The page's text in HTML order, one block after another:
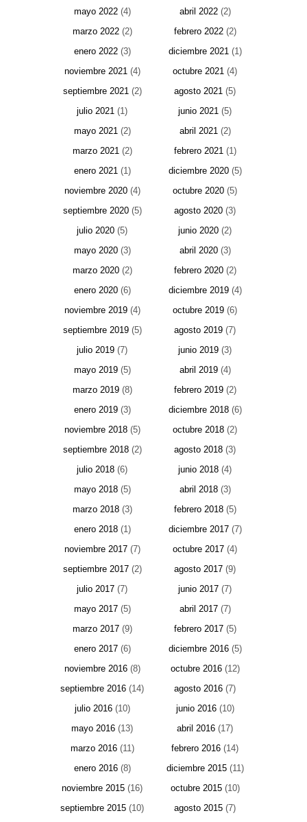
mayo 2022(4) abril 2022(2)
marzo 2022(2) febrero 2022(2)
enero 2022(3) diciembre 2021(1)
noviembre 2021(4) octubre 2021 (4)
septiembre 2021(2) agosto 2021 (5)
julio 2021 (1) junio 2021 (5)
mayo 2021(2) abril 2021(2)
marzo 2021(2) febrero 2021(1)
enero 2021(1) diciembre 2020(5)
noviembre 2020(4) octubre 2020 (5)
septiembre 2020(5) agosto 2020 (3)
julio 2020 (5) junio 2020 (2)
mayo 2020(3) abril 2020(3)
marzo 2020(2) febrero 2020(2)
enero 2020(6) diciembre 2019(4)
noviembre 2019(4) octubre 2019 (6)
septiembre 2019(5) agosto 2019 (7)
julio 2019 (7) junio 2019 (3)
mayo 2019(5) abril 2019(4)
marzo 2019(8) febrero 2019(2)
enero 2019(3) diciembre 2018(6)
noviembre 2018(5) octubre 2018 (2)
septiembre 2018(2) agosto 2018 (3)
julio 2018 (6) junio 2018 (4)
mayo 2018(5) abril 2018(3)
marzo 2018(3) febrero 2018(5)
enero 2018(1) diciembre 2017(7)
noviembre 2017(7) octubre 2017 (4)
septiembre 2017(2) agosto 2017 (9)
julio 2017 (7) junio 2017 (7)
mayo 2017(5) abril 2017(7)
marzo 2017(9) febrero 2017(5)
enero 2017(6) diciembre 2016(5)
noviembre 2016(8) octubre 2016(12)
septiembre 2016 (14) agosto 2016 (7)
julio 2016(10) junio 2016(10)
mayo 2016 (13) abril 2016 (17)
marzo 2016(11) febrero 2016 (14)
enero 2016(8) diciembre 2015(11)
noviembre 2015 (16) octubre 2015(10)
septiembre 2015 (10) agosto 2015 (7)